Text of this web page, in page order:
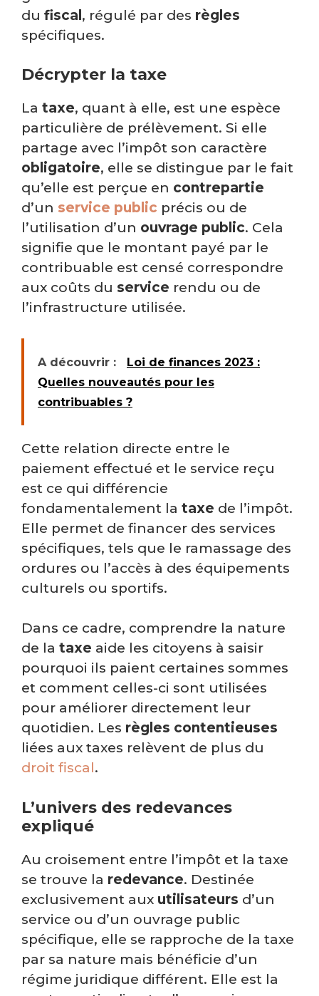
du fiscal , régulé par des règles
spécifiques.
Décrypter la taxe
La taxe, quant à elle, est une espèce
particulière de prélèvement. Si elle
partage avec l’impôt son caractère
obligatoire, elle se distingue par le fait
qu’elle est perçue en contrepartie
d’un service public précis ou de
l’utilisation d’un ouvrage public. Cela
signifie que le montant payé par le
contribuable est censé correspondre
aux coûts du service rendu ou de
l’infrastructure utilisée.
A découvrir :
Loi de finances 2023 :
Quelles nouveautés pour les
contribuables ?
Cette relation directe entre le
paiement effectué et le service reçu
est ce qui différencie
fondamentalement la taxe de l’impôt.
Elle permet de financer des services
spécifiques, tels que le ramassage des
ordures ou l’accès à des équipements
culturels ou sportifs.
Dans ce cadre, comprendre la nature
de la taxe aide les citoyens à saisir
pourquoi ils paient certaines sommes
et comment celles-ci sont utilisées
pour améliorer directement leur
quotidien. Les règles contentieuses
liées aux taxes relèvent de plus du
droit fiscal.
L’univers des redevances
expliqué
Au croisement entre l’impôt et la taxe
se trouve la redevance. Destinée
exclusivement aux utilisateurs d’un
service ou d’un ouvrage public
spécifique, elle se rapproche de la taxe
par sa nature mais bénéficie d’un
régime juridique différent. Elle est la